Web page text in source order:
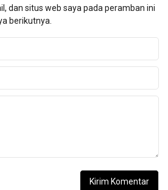
dan situs web saya pada peramban ini
berikutnya.